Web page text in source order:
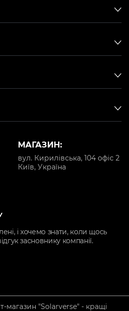
МАГАЗИН:
вул. Кирилівська, 104 офіс 2
Київ, Україна
і хочемо знати, коли щось
засновнику компанії.
магазин "Solarverse" - кращі